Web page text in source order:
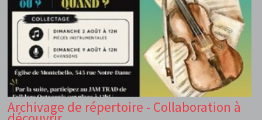
Archivage de répertoire - Collaboration à